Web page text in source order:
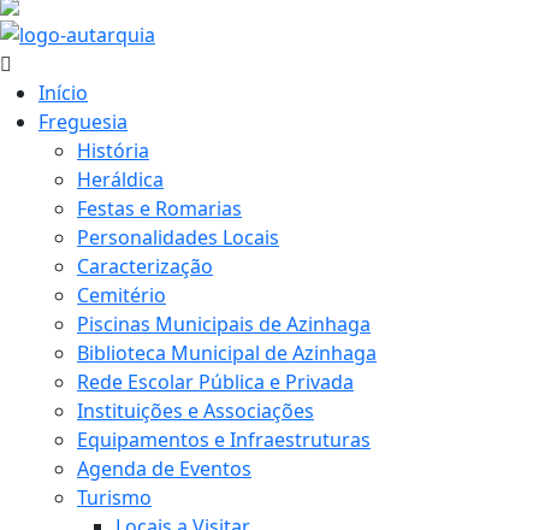
Início
Freguesia
História
Heráldica
Festas e Romarias
Personalidades Locais
Caracterização
Cemitério
Piscinas Municipais de Azinhaga
Biblioteca Municipal de Azinhaga
Rede Escolar Pública e Privada
Instituições e Associações
Equipamentos e Infraestruturas
Agenda de Eventos
Turismo